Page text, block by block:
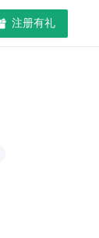
注册有礼